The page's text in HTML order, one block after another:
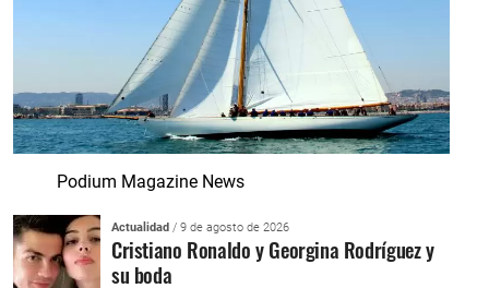
Podium Magazine News
Actualidad / 9 de agosto de 2026
Cristiano Ronaldo y Georgina Rodríguez y
su boda